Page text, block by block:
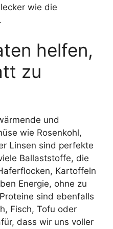
wie die
helfen,
zu
und
wie Rosenkohl,
Linsen sind perfekte
Ballaststoffe, die
Kartoffeln
Energie, ohne zu
sind ebenfalls
Fisch, Tofu oder
dass wir uns voller